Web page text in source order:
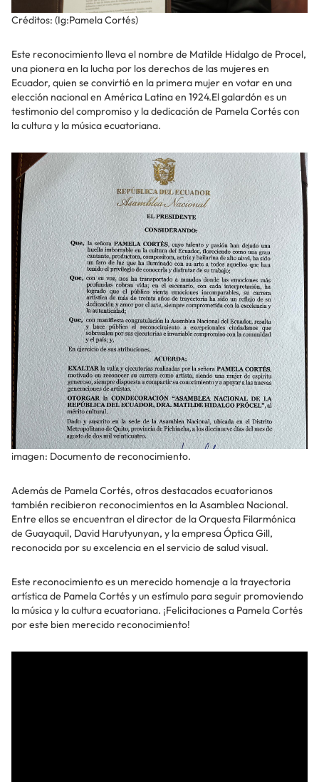
Créditos: (Ig:Pamela Cortés)
Este reconocimiento lleva el nombre de Matilde Hidalgo de Procel,
una pionera en la lucha por los derechos de las mujeres en
Ecuador, quien se convirtió en la primera mujer en votar en una
elección nacional en América Latina en 1924.El galardón es un
testimonio del compromiso y la dedicación de Pamela Cortés con
la cultura y la música ecuatoriana.
imagen: Documento de reconocimiento.
Además de Pamela Cortés, otros destacados ecuatorianos
también recibieron reconocimientos en la Asamblea Nacional.
Entre ellos se encuentran el director de la Orquesta Filarmónica
de Guayaquil, David Harutyunyan, y la empresa Óptica Gill,
reconocida por su excelencia en el servicio de salud visual.
Este reconocimiento es un merecido homenaje a la trayectoria
artística de Pamela Cortés y un estímulo para seguir promoviendo
la música y la cultura ecuatoriana. ¡Felicitaciones a Pamela Cortés
por este bien merecido reconocimiento!